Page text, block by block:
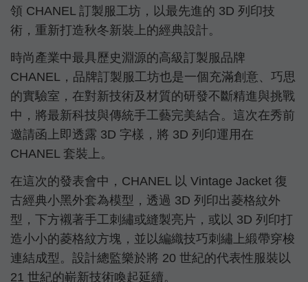
領 CHANEL 訂製服工坊，以最先進的 3D 列印技
術，重新打造秋冬新裝上的經典設計。
時尚產業中最具歷史淵源的高級訂製服品牌
CHANEL，品牌訂製服工坊也是一個充滿創意、巧思
的實驗室，在對新技術及材質的研發不斷精進與挑戰
中，將最新科技與傳統手工藝完美結合。這次在秀前
邀請函上即透露 3D 字樣，將 3D 列印運用在
CHANEL 套裝上。
在這次的發表會中，CHANEL 以 Vintage Jacket 復
古經典小黑外套為模型，透過 3D 列印出菱格紋外
型，下方襯著手工刺繡或縫製亮片，或以 3D 列印打
造小小的菱格紋方塊，並以編織技巧刺繡上緞帶穿梭
連結成型。設計總監樂於將 20 世紀的代表性服裝以
21 世紀的嶄新技術喚起延續。